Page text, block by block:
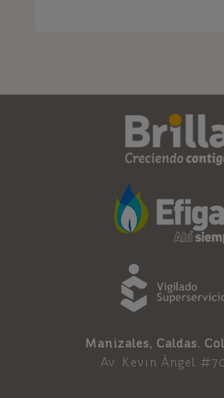
Manizales, Caldas.
Av. Kevin Ángel